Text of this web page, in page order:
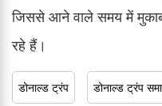
जिससे आने वाले समय में
रहे हैं।
डोनाल्ड ट्रंप डोनाल्ड ट्रंप